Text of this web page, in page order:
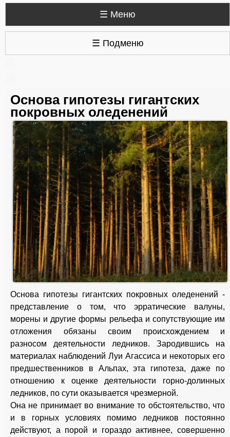
☰ Меню
☰ Подменю
Основа гипотезы гигантских
покровных оледенений
Основа гипотезы гигантских покровных оледенений -
представление о том, что эрратические валуны,
морены и другие формы рельефа и сопутствующие им
отложения обязаны своим происхождением и
разносом деятельности ледников. Зародившись на
материалах наблюдений Луи Агассиса и некоторых его
предшественников в Альпах, эта гипотеза, даже по
отношению к оценке деятельности горно-долинных
ледников, по сути оказывается чрезмерной.
Она не принимает во внимание то обстоятельство, что
и в горных условиях помимо ледников постоянно
действуют, а порой и гораздо активнее, совершенно